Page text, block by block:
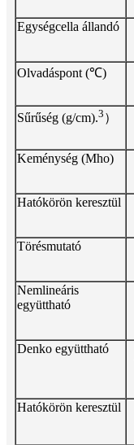
Egységcella állandó
Olvadáspont (℃)
Sűrűség (g/cm).3 ）
Keménység (Mho)
Hatókörön keresztül
Törésmutató
Nemlineáris
együttható
Denko együttható
Hatókörön keresztül